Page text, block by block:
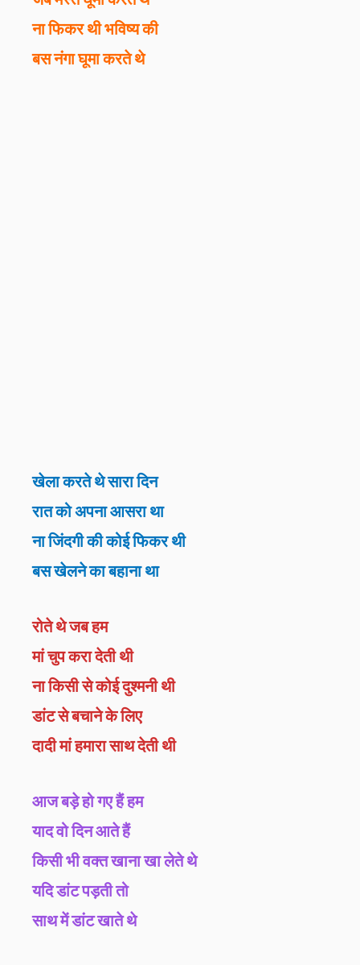
ना फिकर थी भविष्य की
बस नंगा घूमा करते थे
खेला करते थे सारा दिन
रात को अपना आसरा था
ना जिंदगी की कोई फिकर थी
बस खेलने का बहाना था
रोते थे जब हम
मां चुप करा देती थी
ना किसी से कोई दुश्मनी थी
डांट से बचाने के लिए
दादी मां हमारा साथ देती थी
आज बड़े हो गए हैं हम
याद वो दिन आते हैं
किसी भी वक्त खाना खा लेते थे
यदि डांट पड़ती तो
साथ में डांट खाते थे